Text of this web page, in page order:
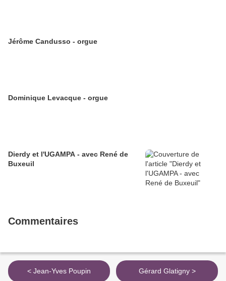
Jérôme Candusso - orgue
Dominique Levacque - orgue
Dierdy et l'UGAMPA - avec René de
Buxeuil
Commentaires
< Jean-Yves Poupin Gérard Glatigny >